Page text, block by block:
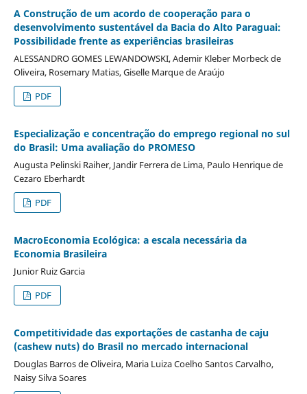
A Construção de um acordo de cooperação para o
desenvolvimento sustentável da Bacia do Alto Paraguai:
Possibilidade frente as experiências brasileiras
ALESSANDRO GOMES LEWANDOWSKI, Ademir Kleber Morbeck de
Oliveira, Rosemary Matias, Giselle Marque de Araújo
PDF
Especialização e concentração do emprego regional no sul
do Brasil: Uma avaliação do PROMESO
Augusta Pelinski Raiher, Jandir Ferrera de Lima, Paulo Henrique de
Cezaro Eberhardt
PDF
MacroEconomia Ecológica: a escala necessária da
Economia Brasileira
Junior Ruiz Garcia
PDF
Competitividade das exportações de castanha de caju
(cashew nuts) do Brasil no mercado internacional
Douglas Barros de Oliveira, Maria Luiza Coelho Santos Carvalho,
Naisy Silva Soares